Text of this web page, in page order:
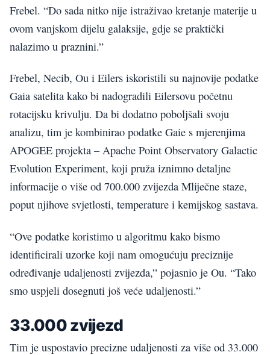
Frebel. “Do sada nitko nije istraživao kretanje materije u
ovom vanjskom dijelu galaksije, gdje se praktički
nalazimo u praznini.”
Frebel, Necib, Ou i Eilers iskoristili su najnovije podatke
Gaia satelita kako bi nadogradili Eilersovu početnu
rotacijsku krivulju. Da bi dodatno poboljšali svoju
analizu, tim je kombinirao podatke Gaie s mjerenjima
APOGEE projekta – Apache Point Observatory Galactic
Evolution Experiment, koji pruža iznimno detaljne
informacije o više od 700.000 zvijezda Mliječne staze,
poput njihove svjetlosti, temperature i kemijskog sastava.
“Ove podatke koristimo u algoritmu kako bismo
identificirali uzorke koji nam omogućuju preciznije
određivanje udaljenosti zvijezda,” pojasnio je Ou. “Tako
smo uspjeli dosegnuti još veće udaljenosti.”
33.000 zvijezd
Tim je uspostavio precizne udaljenosti za više od 33.000